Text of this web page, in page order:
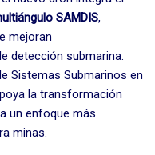
SAMDIS,
mejoran
detección submarina.
Sistemas Submarinos en
la transformación
un enfoque más
minas.